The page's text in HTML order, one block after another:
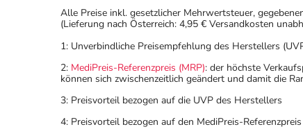
Alle Preise inkl. gesetzlicher Mehrwertsteuer,
(Lieferung nach Österreich: 4,95 € Versandkosten
1: Unverbindliche Preisempfehlung des Herstellers
2: MediPreis-Referenzpreis (MRP): der höchste
können sich zwischenzeitlich geändert und damit die
3: Preisvorteil bezogen auf die UVP des Herstellers
4: Preisvorteil bezogen auf den MediPreis-